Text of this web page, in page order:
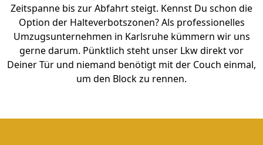
Zeitspanne bis zur Abfahrt steigt. Kennst Du schon die
Option der Halteverbotszonen? Als professionelles
Umzugsunternehmen in Karlsruhe kümmern wir uns
gerne darum. Pünktlich steht unser Lkw direkt vor
Deiner Tür und niemand benötigt mit der Couch einmal,
um den Block zu rennen.